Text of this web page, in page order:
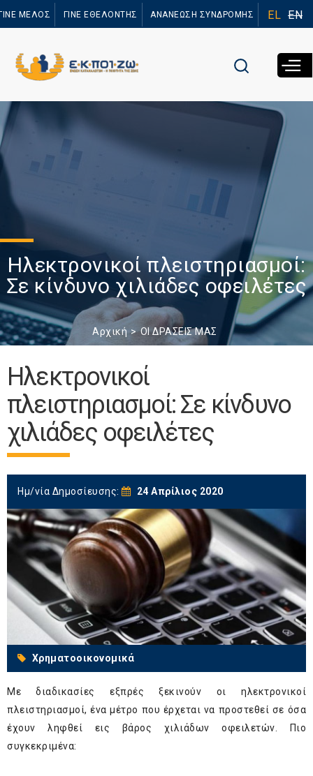
προς το
ΜΕΛΟΣ ΓΙΝΕ ΕΘΕΛΟΝΤΗΣ ΑΝΑΝΕΩΣΗ ΣΥΝΔΡΟΜΗΣ EL EN
Ηλεκτρονικοί πλειστηριασμοί:
Σε κίνδυνο χιλιάδες οφειλέτες
Αρχική ΟΙ ΔΡΑΣΕΙΣ ΜΑΣ
Ηλεκτρονικοί
πλειστηριασμοί: Σε κίνδυνο
χιλιάδες οφειλέτες
Ημ/νία Δημοσίευσης: 24 Απρίλιος 2020
Χρηματοοικονομικά
Με διαδικασίες εξπρές ξεκινούν οι ηλεκτρονικοί
πλειστηριασμοί, ένα μέτρο που έρχεται να προστεθεί σε όσα
έχουν ληφθεί εις βάρος χιλιάδων οφειλετών. Πιο
συγκεκριμένα: